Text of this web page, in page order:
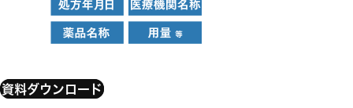
資料ダウンロード